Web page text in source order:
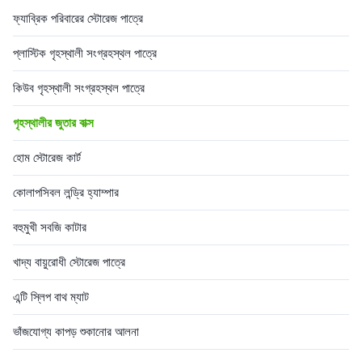
ফ্যাব্রিক পরিবারের স্টোরেজ পাত্রে
প্লাস্টিক গৃহস্থালী সংগ্রহস্থল পাত্রে
কিউব গৃহস্থালী সংগ্রহস্থল পাত্রে
গৃহস্থালীর জুতার বাক্স
হোম স্টোরেজ কার্ট
কোলাপসিবল লন্ড্রি হ্যাম্পার
বহুমুখী সবজি কাটার
খাদ্য বায়ুরোধী স্টোরেজ পাত্রে
এন্টি স্লিপ বাথ ম্যাট
ভাঁজযোগ্য কাপড় শুকানোর আলনা